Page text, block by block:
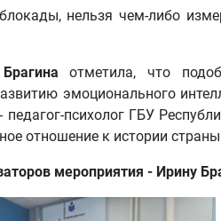
нельзя чем-либо
отметила, что
эмоционального
- педагог-психолог ГБУ
отношение к истории
мероприятия - Ирину